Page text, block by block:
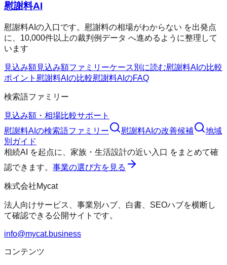
慰謝料AI
慰謝料AIの入口です。慰謝料の相場がわからない を出発点
に、10,000件以上の裁判例データ へ進めるように整理して
います
見込み額見込み額ファミリーケース別に読む慰謝料AIの比較
ポイント 慰謝料AIの比較慰謝料AIのFAQ
検索語ファミリー
見込み額・相場比較サポート
慰謝料AI の検索語ファミリー 慰謝料AI の改善候補
地域
別ガイド
相続AI
を起点に、 家族・生活設計の近い入口 をまとめて確
認できます。 事業の選び方を見る
株式会社Mycat
法人向けサービス、事業別ハブ、白書、SEOハブを横断し
て確認できる公開サイトです。
info@mycat.business
コンテンツ